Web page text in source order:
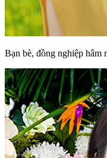
Bạn bè, đồng nghiệp hâm